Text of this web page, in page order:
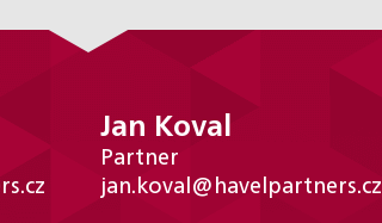
Jan Koval
Partner
jan.koval@havelpartners.cz